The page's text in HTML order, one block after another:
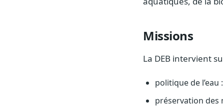
Missions
La DEB intervient
politique de
préservation des